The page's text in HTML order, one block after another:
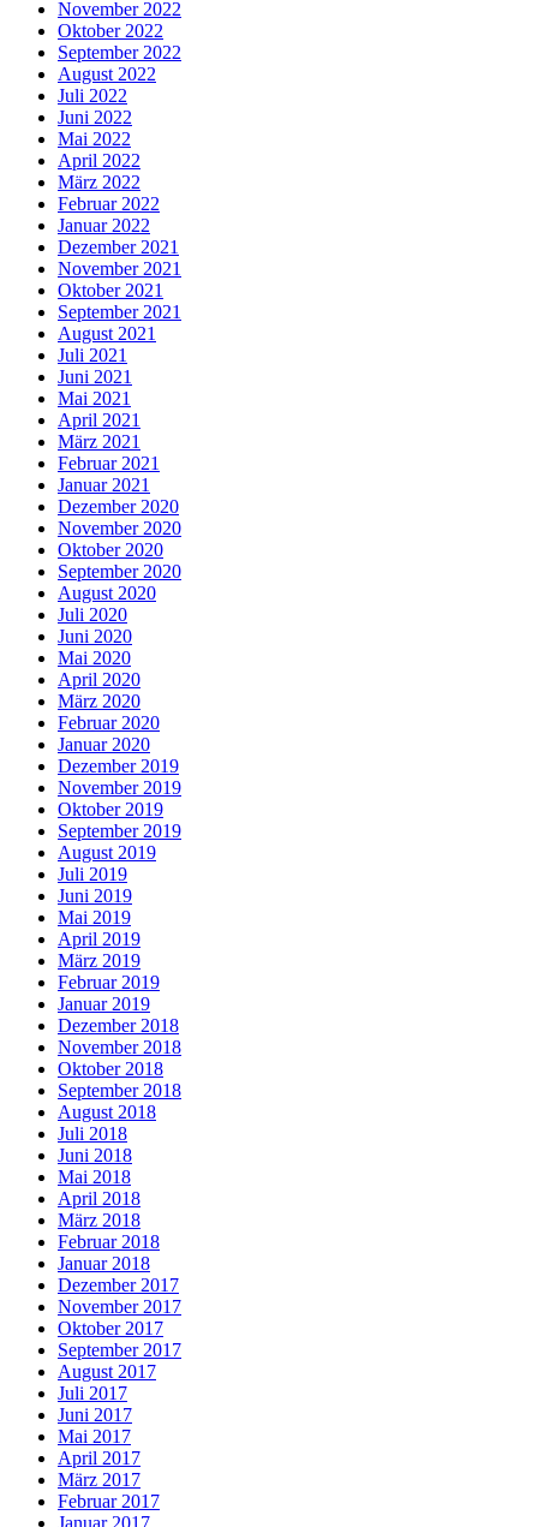
November 2022
Oktober 2022
September 2022
August 2022
Juli 2022
Juni 2022
Mai 2022
April 2022
März 2022
Februar 2022
Januar 2022
Dezember 2021
November 2021
Oktober 2021
September 2021
August 2021
Juli 2021
Juni 2021
Mai 2021
April 2021
März 2021
Februar 2021
Januar 2021
Dezember 2020
November 2020
Oktober 2020
September 2020
August 2020
Juli 2020
Juni 2020
Mai 2020
April 2020
März 2020
Februar 2020
Januar 2020
Dezember 2019
November 2019
Oktober 2019
September 2019
August 2019
Juli 2019
Juni 2019
Mai 2019
April 2019
März 2019
Februar 2019
Januar 2019
Dezember 2018
November 2018
Oktober 2018
September 2018
August 2018
Juli 2018
Juni 2018
Mai 2018
April 2018
März 2018
Februar 2018
Januar 2018
Dezember 2017
November 2017
Oktober 2017
September 2017
August 2017
Juli 2017
Juni 2017
Mai 2017
April 2017
März 2017
Februar 2017
Januar 2017